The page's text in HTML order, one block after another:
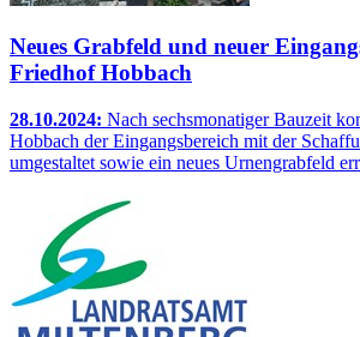
Neues Grabfeld und neuer
Friedhof Hobbach
28.10.2024: Nach sechsmonatiger Bauzeit
Hobbach der Eingangsbereich mit der
umgestaltet sowie ein neues Urnengrabfeld